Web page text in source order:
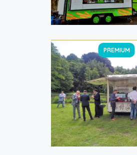
PREMIUM